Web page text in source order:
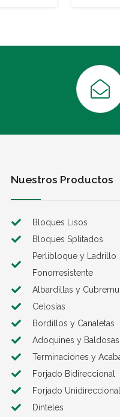
Nuestros Productos
Bloques Lisos
Bloques Splitados
Perlibloque y Ladrillo
Fonorresistente
Albardillas y
Celosías
Bordillos y Canaletas
Adoquines y Baldosas
Terminaciones y
Forjado Bidireccional
Forjado Unidireccional
Dinteles